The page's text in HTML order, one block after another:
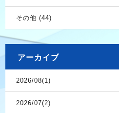
その他 (44)
アーカイブ
2026/08(1)
2026/07(2)